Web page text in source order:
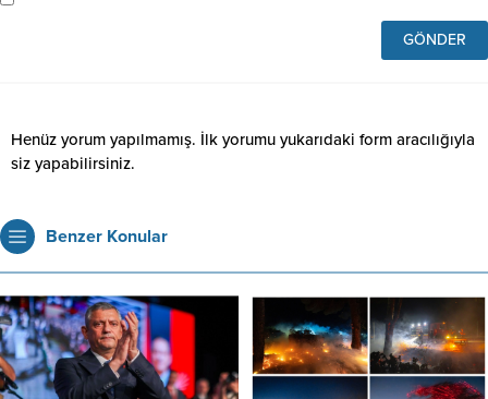
Henüz yorum yapılmamış. İlk yorumu yukarıdaki form aracılığıyla
siz yapabilirsiniz.
Benzer Konular